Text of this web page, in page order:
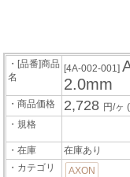
・[品番]商品
名
[4A-002-001]
2.0mm
・商品価格 2,728 円/ヶ
・規格
・在庫
在庫あり
・カテゴリ
AXON